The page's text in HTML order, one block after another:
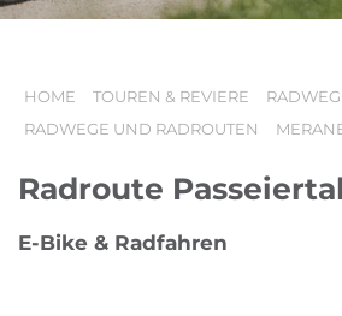
SÜDTIROL & WIR
HOME TOUREN & REVIERE
RADWEGE UND RADROUTEN
Radroute Passeiertal
E-Bike & Radfahren